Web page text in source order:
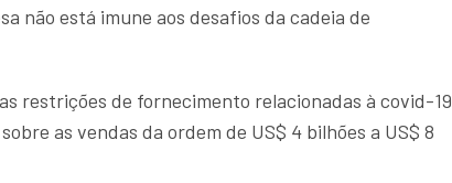
não está imune aos desafios da cadeia de
restrições de fornecimento relacionadas à covid-19
as vendas da ordem de US$ 4 bilhões a US$ 8